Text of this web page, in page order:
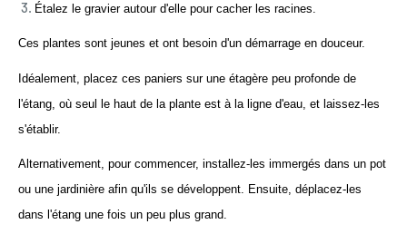
Étalez le gravier autour d'elle pour cacher les racines.
Ces plantes sont jeunes et ont besoin d'un démarrage en douceur.
Idéalement, placez ces paniers sur une étagère peu profonde de
l'étang, où seul le haut de la plante est à la ligne d'eau, et laissez-les
s'établir.
Alternativement, pour commencer, installez-les immergés dans un pot
ou une jardinière afin qu'ils se développent. Ensuite, déplacez-les
dans l'étang une fois un peu plus grand.